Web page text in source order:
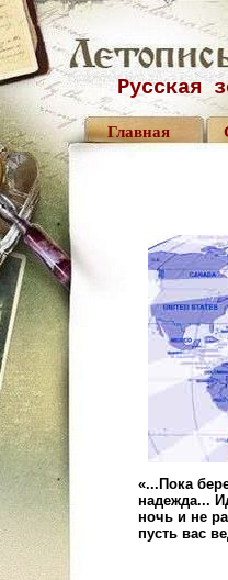
Русская
Главная
«...Пока
надежда...
ночь и не
пусть вас